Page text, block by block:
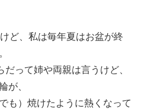
ど、私は毎年夏はお盆が終
って姉や両親は言うけど、
が、
も）焼けたように熱くなって